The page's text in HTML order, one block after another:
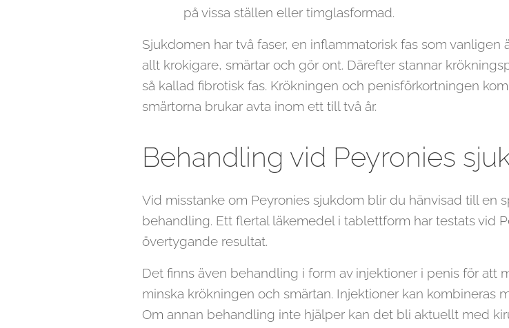
på vissa ställen eller timglasformad.
Sjukdomen har två faser, en inflammatorisk fas som
allt krokigare, smärtar och gör ont. Därefter stannar
så kallad fibrotisk fas. Krökningen och penisförkortningen
smärtorna brukar avta inom ett till två år.
Behandling vid Peyronies
Vid misstanke om Peyronies sjukdom blir du hänvisad till en
behandling. Ett flertal läkemedel i tablettform har testats vid
övertygande resultat.
Det finns även behandling i form av injektioner i penis för att
minska krökningen och smärtan. Injektioner kan kombineras
Om annan behandling inte hjälper kan det bli aktuellt med